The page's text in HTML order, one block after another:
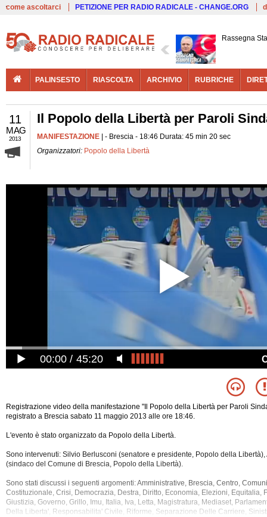
come ascoltarci PETIZIONE PER RADIO RADICALE - CHANGE.ORG
Rassegna
PALINSESTO RIASCOLTA ARCHIVIO RUBRICHE
11
MAG
2013
Il Popolo della Libertà per Paroli
MANIFESTAZIONE | - Brescia - 18:46 Durata: 45 min 20 sec
Organizzatori: Popolo della Libertà
00:00 45:20
Registrazione video della manifestazione "Il Popolo della Libertà per Paroli
registrato a Brescia sabato 11 maggio 2013 alle ore 18:46.
L'evento è stato organizzato da Popolo della Libertà.
Sono intervenuti: Silvio Berlusconi (senatore e presidente, Popolo della
(sindaco del Comune di Brescia, Popolo della Libertà).
Sono stati discussi i seguenti argomenti: Amministrative, Brescia, Centro,
Costituzionale, Crisi, Democrazia, Destra, Diritto, Economia, Elezioni, Equitalia,
Giustizia, Governo, Grillo, Imu, Italia, Iva, Letta, Magistratura, Mediaset,
Della Liberta', Responsabilita' Civile, Riforme, Separazione Delle Carriere,